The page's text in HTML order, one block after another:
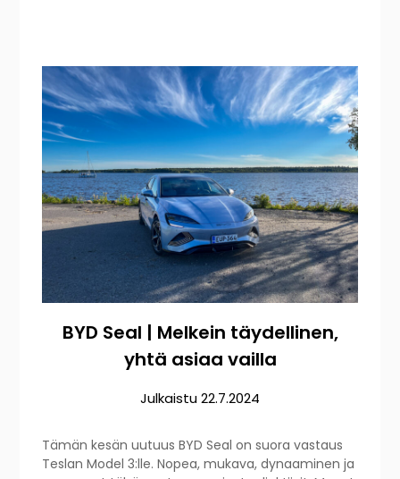
BYD Seal | Melkein täydellinen,
yhtä asiaa vailla
Julkaistu22.7.2024
Tämän kesän uutuus BYD Seal on suora vastaus
Teslan Model 3:lle. Nopea, mukava, dynaaminen ja